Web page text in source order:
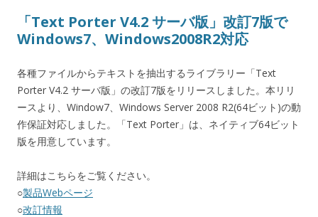
「Text Porter V4.2 サーバ版」改訂7版で
Windows7、Windows2008R2対応
各種ファイルからテキストを抽出するライブラリー「Text
Porter V4.2 サーバ版」の改訂7版をリリースしました。本リリ
ースより、Window7、Windows Server 2008 R2(64ビット)の動
作保証対応しました。「Text Porter」は、ネイティブ64ビット
版を用意しています。
詳細はこちらをご覧ください。
○製品Webページ
○改訂情報